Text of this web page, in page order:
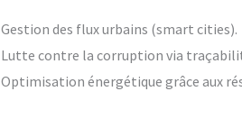
Gestion des flux urbains (smart cities).
Lutte contre la corruption via
Optimisation énergétique grâce aux